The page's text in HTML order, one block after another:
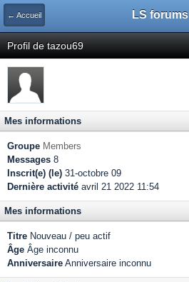
← Accueil LS forums
Profil de tazou69
Mes informations
Groupe Members
Messages 8
Inscrit(e) (le) 31-octobre 09
Dernière activité avril 21 2022 11:54
Mes informations
Titre Nouveau / peu actif
Âge Âge inconnu
Anniversaire Anniversaire inconnu